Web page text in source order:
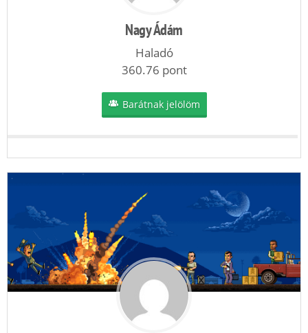
Nagy Ádám
Haladó
360.76 pont
Barátnak jelölöm